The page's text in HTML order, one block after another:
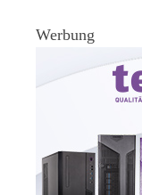
Werbung